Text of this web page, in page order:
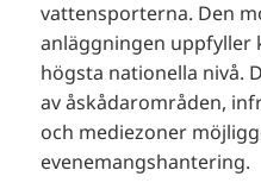
vattensporterna. Den
anläggningen uppfyller
högsta nationella nivå.
av åskådarområden,
och mediezoner
evenemangshantering.